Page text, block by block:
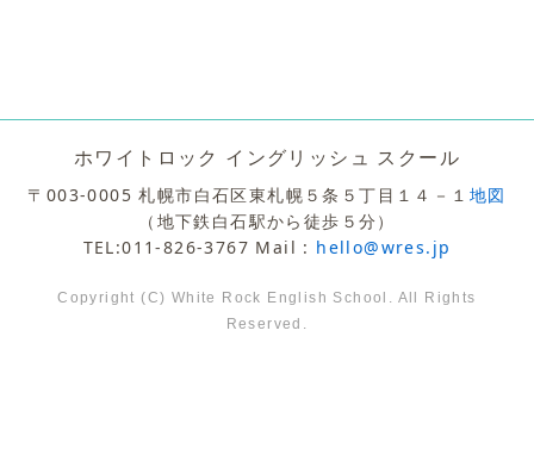
ホワイトロック イングリッシュ スクール
〒003-0005 札幌市白石区東札幌５条５丁目１４－１ 地図
（地下鉄白石駅から徒歩５分）
TEL:011-826-3767 Mail : hello@wres.jp
Copyright (C) White Rock English School. All Rights
Reserved.